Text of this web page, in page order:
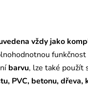
vždy jako
barvu, lze také použít
PVC, betonu, dřeva,